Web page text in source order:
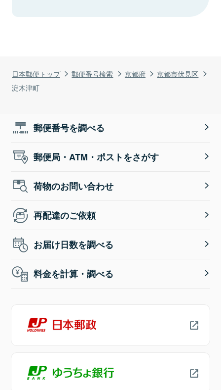
日本郵便トップ 郵便番号検索 京都府
京都市伏見区
淀木津町
郵便番号を調べる
郵便局・ATM・ポストをさがす
荷物のお問い合わせ
再配達のご依頼
お届け日数を調べる
料金を計算・調べる